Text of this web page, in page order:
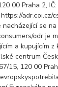
00 Praha 2,
adr.coi.cz/
se
odr je
a kupujícím z
centrum
15, 120 00